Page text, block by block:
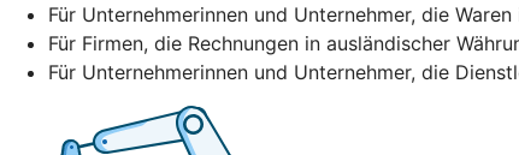
Für Unternehmerinnen und Unternehmer, die
Für Firmen, die Rechnungen in ausländischer
Für Unternehmerinnen und Unternehmer, die